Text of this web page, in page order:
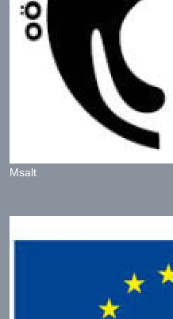
Msalt